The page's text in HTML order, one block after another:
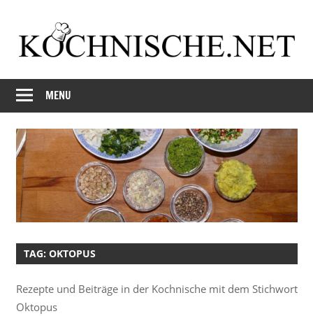
content
Kochnische.net
another
Foodblog
MENU
TAG: OKTOPUS
Rezepte und Beiträge in der Kochnische mit dem Stichwort
Oktopus